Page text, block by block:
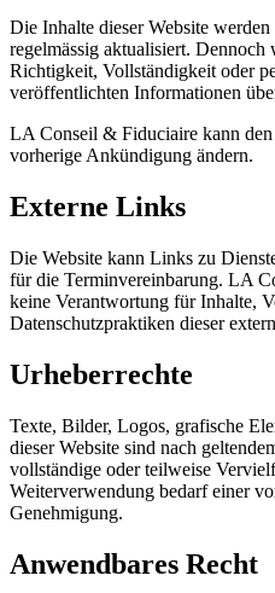
Die Inhalte dieser Website
regelmässig aktualisiert.
Richtigkeit, Vollständigkeit oder
veröffentlichten Informationen
LA Conseil & Fiduciaire kann
vorherige Ankündigung ändern.
Externe Links
Die Website kann Links zu
für die Terminvereinbarung. LA
keine Verantwortung für Inhalte,
Datenschutzpraktiken dieser
Urheberrechte
Texte, Bilder, Logos, grafische
dieser Website sind nach
vollständige oder teilweise
Weiterverwendung bedarf einer
Genehmigung.
Anwendbares Recht